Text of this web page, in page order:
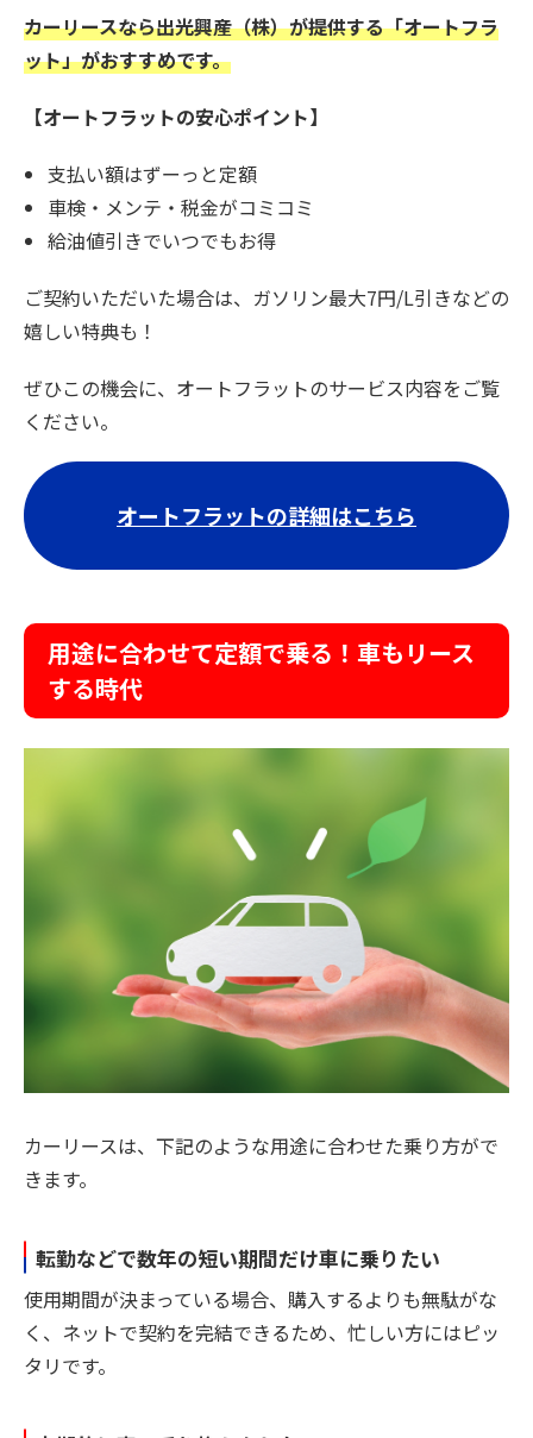
カーリースなら出光興産（株）が提供する「オートフラ
ット」がおすすめです。
【オートフラットの安心ポイント】
支払い額はずーっと定額
車検・メンテ・税金がコミコミ
給油値引きでいつでもお得
ご契約いただいた場合は、ガソリン最大7円/L引きなどの
嬉しい特典も！
ぜひこの機会に、オートフラットのサービス内容をご覧
ください。
オートフラットの詳細はこちら
用途に合わせて定額で乗る！車もリース
する時代
カーリースは、下記のような用途に合わせた乗り方がで
きます。
転勤などで数年の短い期間だけ車に乗りたい
使用期間が決まっている場合、購入するよりも無駄がな
く、ネットで契約を完結できるため、忙しい方にはピッ
タリです。